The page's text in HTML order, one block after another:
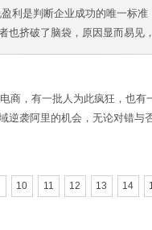
利是判断企业成功的唯一标
也挤破了脑袋，原因显而易
商，有一批人为此疯狂，也
逆袭阿里的机会，无论对错
10 11 12 13 14